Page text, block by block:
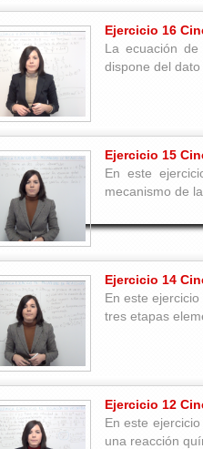
Ejercicio 16
La ecuación
dispone del
Ejercicio 15
En este
mecanismo de
Ejercicio 14
En este
tres etapas
Ejercicio 12
En este
una reacción